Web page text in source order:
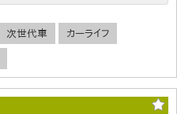
次世代車 カーライフ